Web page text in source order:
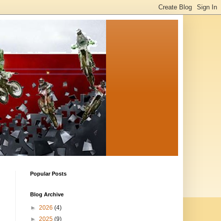
Popular Posts
Blog Archive
► 2026 (4)
► 2025 (9)